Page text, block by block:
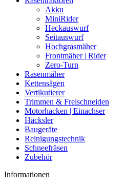
Akku
MiniRider
Heckauswurf
Seitauswurf
Hochgrasmäher
Frontmäher | Rider
Zero-Turn
Rasenmäher
Kettensägen
Vertikutierer
Trimmen & Freischneiden
Motorhacken | Einachser
Häcksler
Baugeräte
Reinigungstechnik
Schneefräsen
Zubehör
Informationen